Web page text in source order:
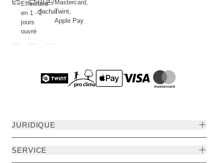
Effectuée
en 1 - 2
jours
ouvré
60.--
d'achat
Mastercard,
Twint,
Apple Pay
JURIDIQUE
SERVICE